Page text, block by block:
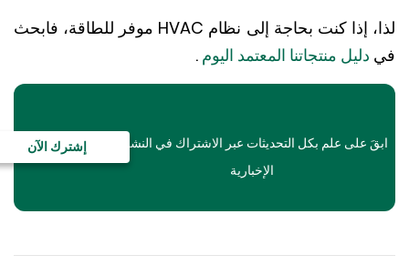
لذا، إذا كنت بحاجة إلى نظام HVAC موفر للطاقة، فابحث
دليل منتجاتنا المعتمد اليوم .
على علم بكل التحديثات عبر الاشتراك في النشرة
الإخبارية
إشترك الآن